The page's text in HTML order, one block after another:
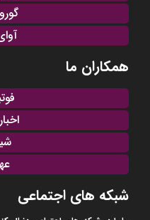
همکاران ما
شبکه های اجتماعی